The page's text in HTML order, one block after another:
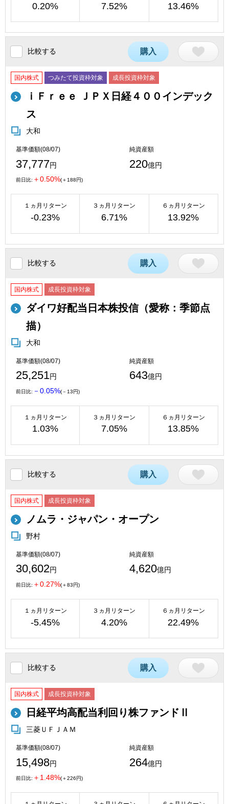
0.20% 7.52% 13.46%
比較する 購入
国内株式 つみたて投資枠対象 成長投資枠対象
ｉＦｒｅｅ ＪＰＸ日経４００インデック
ス
大和
基準価額(08/07)
37,777円
純資産額
220億円
前日比: ＋0.50%(＋188円)
１ヵ月リターン
-0.23%
３ヵ月リターン
6.71%
６ヵ月リターン
13.92%
比較する 購入
国内株式 成長投資枠対象
ダイワ好配当日本株投信（愛称：季節点
描）
大和
基準価額(08/07)
25,251円
純資産額
643億円
前日比: －0.05%(－13円)
１ヵ月リターン
1.03%
３ヵ月リターン
7.05%
６ヵ月リターン
13.85%
比較する 購入
国内株式 成長投資枠対象
ノムラ・ジャパン・オープン
野村
基準価額(08/07)
30,602円
純資産額
4,620億円
前日比: ＋0.27%(＋83円)
１ヵ月リターン
-5.45%
３ヵ月リターン
4.20%
６ヵ月リターン
22.49%
比較する 購入
国内株式 成長投資枠対象
日経平均高配当利回り株ファンドⅡ
三菱ＵＦＪＡＭ
基準価額(08/07)
15,498円
純資産額
264億円
前日比: ＋1.48%(＋226円)